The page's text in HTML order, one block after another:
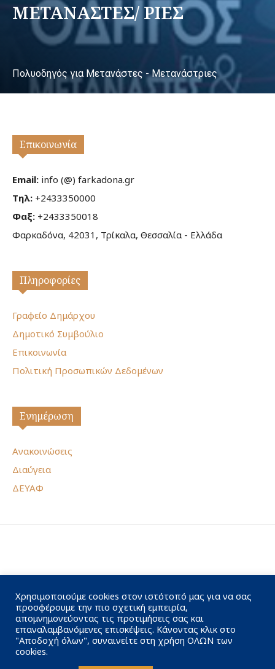
ΜΕΤΑΝΑΣΤΕΣ/ ΡΙΕΣ
Πολυοδηγός για Μετανάστες - Μετανάστριες
Επικοινωνία
Email: info (@) farkadona.gr
Τηλ: +2433350000
Φαξ: +2433350018
Φαρκαδόνα, 42031, Τρίκαλα, Θεσσαλία - Ελλάδα
Πληροφορίες
Γραφείο Δημάρχου
Δημοτικό Συμβούλιο
Επικοινωνία
Πολιτική Προσωπικών Δεδομένων
Ενημέρωση
Ανακοινώσεις
Διαύγεια
ΔΕΥΑΦ
Χρησιμοποιούμε cookies στον ιστότοπό μας για να σας
προσφέρουμε την πιο σχετική εμπειρία,
απομνημονεύοντας τις προτιμήσεις σας και
επαναλαμβανόμενες επισκέψεις. Κάνοντας κλικ στο
"Αποδοχή όλων", συναινείτε στη χρήση ΟΛΩΝ των
cookies.